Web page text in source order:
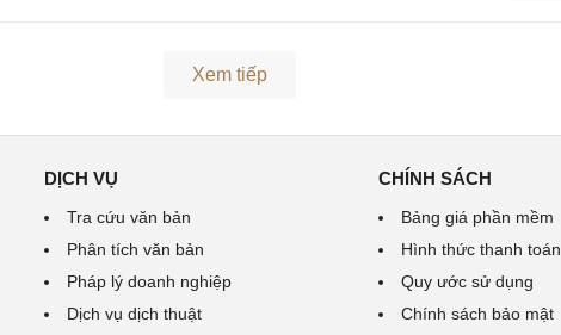
Xem tiếp
DỊCH VỤ
Tra cứu văn bản
Phân tích văn bản
Pháp lý doanh nghiệp
Dịch vụ dịch thuật
CHÍNH SÁCH
Bảng giá phần mềm
Hình thức thanh toán
Quy ước sử dụng
Chính sách bảo mật